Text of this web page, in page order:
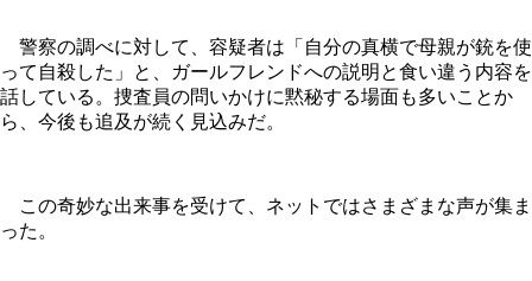
警察の調べに対して、容疑者は「自分の真横で母親が銃を使
って自殺した」と、ガールフレンドへの説明と食い違う内容を
話している。捜査員の問いかけに黙秘する場面も多いことか
ら、今後も追及が続く見込みだ。
この奇妙な出来事を受けて、ネットではさまざまな声が集ま
った。